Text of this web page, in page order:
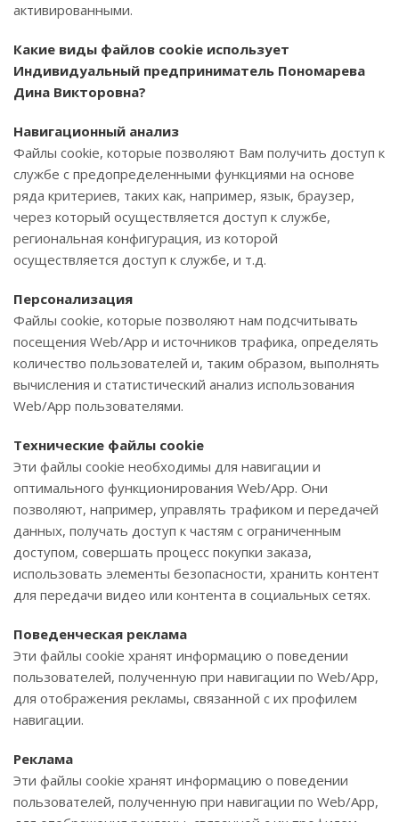
активированными.
Какие виды файлов cookie использует
Индивидуальный предприниматель Пономарева
Дина Викторовна?
Навигационный анализ
Файлы cookie, которые позволяют Вам получить доступ к
службе с предопределенными функциями на основе
ряда критериев, таких как, например, язык, браузер,
через который осуществляется доступ к службе,
региональная конфигурация, из которой
осуществляется доступ к службе, и т.д.
Персонализация
Файлы cookie, которые позволяют нам подсчитывать
посещения Web/App и источников трафика, определять
количество пользователей и, таким образом, выполнять
вычисления и статистический анализ использования
Web/App пользователями.
Технические файлы cookie
Эти файлы cookie необходимы для навигации и
оптимального функционирования Web/App. Они
позволяют, например, управлять трафиком и передачей
данных, получать доступ к частям с ограниченным
доступом, совершать процесс покупки заказа,
использовать элементы безопасности, хранить контент
для передачи видео или контента в социальных сетях.
Поведенческая реклама
Эти файлы cookie хранят информацию о поведении
пользователей, полученную при навигации по Web/App,
для отображения рекламы, связанной с их профилем
навигации.
Реклама
Эти файлы cookie хранят информацию о поведении
пользователей, полученную при навигации по Web/App,